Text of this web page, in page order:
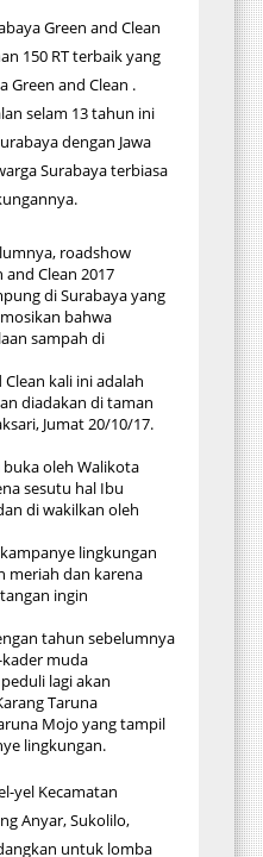
Green and Clean
150 RT terbaik yang
Green and Clean .
selam 13 tahun ini
dengan Jawa
Surabaya terbiasa
roadshow
and Clean 2017
di Surabaya yang
bahwa
sampah di
kali ini adalah
diadakan di taman
Jumat 20/10/17.
buka oleh Walikota
sesutu hal Ibu
di wakilkan oleh
lingkungan
meriah dan karena
ingin
tahun sebelumnya
muda
lagi akan
Taruna
Mojo yang tampil
lingkungan.
yel Kecamatan
Anyar, Sukolilo,
untuk lomba